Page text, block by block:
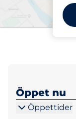
Brf
Öppet nu
Öppettider